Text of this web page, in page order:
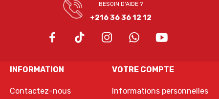
BESOIN D'AIDE ?
+216 36 36 12 12
INFORMATION
Contactez-nous
VOTRE COMPTE
Informations personnelles